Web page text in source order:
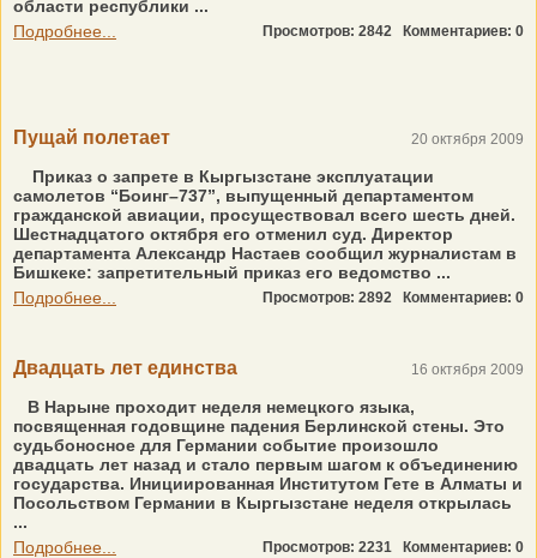
области республики ...
Подробнее...
Просмотров: 2842 Комментариев: 0
Пущай полетает 20 октября 2009
Приказ о запрете в Кыргызстане эксплуатации
самолетов “Боинг–737”, выпущенный департаментом
гражданской авиации, просуществовал всего шесть дней.
Шестнадцатого октября его отменил суд. Директор
департамента Александр Настаев сообщил журналистам в
Бишкеке: запретительный приказ его ведомство ...
Подробнее...
Просмотров: 2892 Комментариев: 0
Двадцать лет единства 16 октября 2009
В Нарыне проходит неделя немецкого языка,
посвященная годовщине падения Берлинской стены. Это
судьбоносное для Германии событие произошло
двадцать лет назад и стало первым шагом к объединению
государства. Инициированная Институтом Гете в Алматы и
Посольством Германии в Кыргызстане неделя открылась
...
Подробнее...
Просмотров: 2231 Комментариев: 0